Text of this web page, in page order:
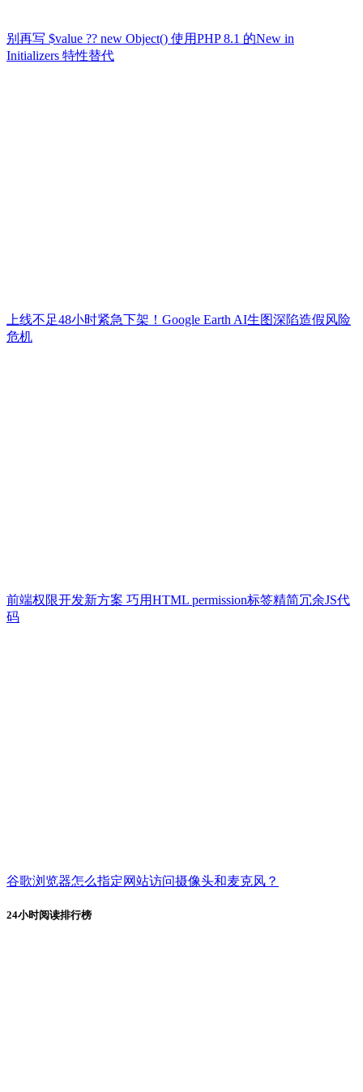
别再写 $value ?? new Object() 使用PHP 8.1 的New in
Initializers 特性替代
上线不足48小时紧急下架！Google Earth AI生图深陷造假风险
危机
前端权限开发新方案 巧用HTML permission标签精简冗余JS代
码
谷歌浏览器怎么指定网站访问摄像头和麦克风？
24小时阅读排行榜